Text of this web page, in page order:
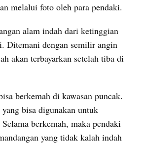
melalui foto oleh para pendaki.
alam indah dari ketinggian
Ditemani dengan semilir angin
akan terbayarkan setelah tiba di
berkemah di kawasan puncak.
yang bisa digunakan untuk
berkemah, maka pendaki
yang tidak kalah indah